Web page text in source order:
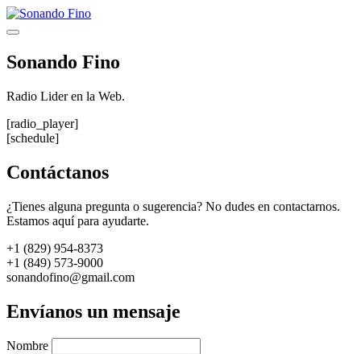
Saltar
al
Menú
Sonando Fino
Radio Lider en la Web.
[radio_player]
[schedule]
Contáctanos
¿Tienes alguna pregunta o sugerencia? No dudes en contactarnos.
Estamos aquí para ayudarte.
+1 (829) 954-8373
+1 (849) 573-9000
sonandofino@gmail.com
Envíanos un mensaje
Nombre